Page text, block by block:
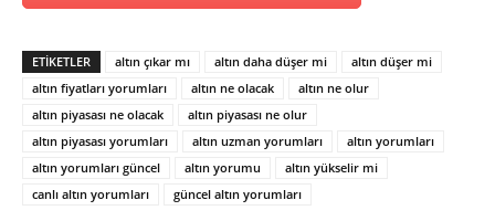
ETİKETLER altın çıkar mı altın daha düşer mi
altın düşer mi
altın fiyatları yorumları
altın ne olacak
altın ne olur
altın piyasası ne olacak
altın piyasası ne olur
altın piyasası yorumları
altın uzman yorumları
altın yorumları
altın yorumları güncel
altın yorumu
altın yükselir mi
canlı altın yorumları
güncel altın yorumları